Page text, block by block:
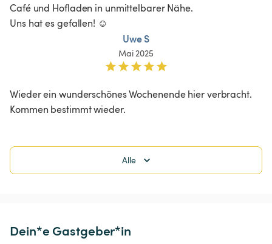
Café und Hofladen in unmittelbarer Nähe.
Uns hat es gefallen! ☺️
Uwe S
Mai 2025
Wieder ein wunderschönes Wochenende hier verbracht.
Kommen bestimmt wieder.
Alle
Dein*e Gastgeber*in